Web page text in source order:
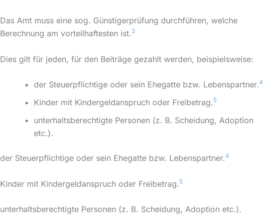
Das Amt muss eine sog. Günstigerprüfung durchführen, welche
Berechnung am vorteilhaftesten ist.3
Dies gilt für jeden, für den Beiträge gezahlt werden, beispielsweise:
der Steuerpflichtige oder sein Ehegatte bzw. Lebenspartner.4
Kinder mit Kindergeldanspruch oder Freibetrag.5
unterhaltsberechtigte Personen (z. B. Scheidung, Adoption
etc.).
der Steuerpflichtige oder sein Ehegatte bzw. Lebenspartner.4
Kinder mit Kindergeldanspruch oder Freibetrag. 5
unterhaltsberechtigte Personen (z. B. Scheidung, Adoption etc.).